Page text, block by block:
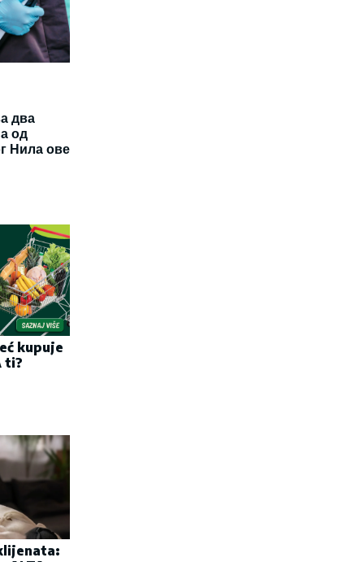
два
од
Нила ове
kupuje
ti?